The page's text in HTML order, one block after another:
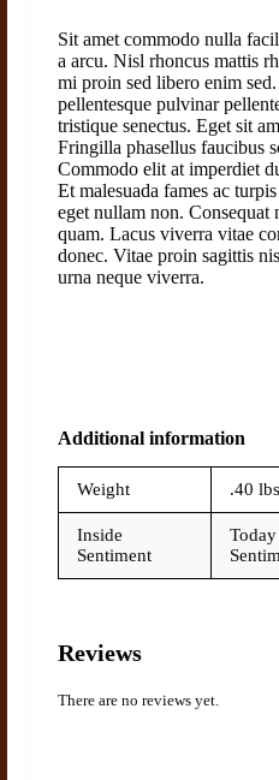
Sit amet commodo nulla
a arcu. Nisl rhoncus mattis
mi proin sed libero enim
pellentesque pulvinar
tristique senectus. Eget sit
Fringilla phasellus faucibus
Commodo elit at imperdiet
Et malesuada fames ac
eget nullam non. Consequat
quam. Lacus viverra vitae
donec. Vitae proin sagittis
urna neque viverra.
Additional information
Weight .40 lbs
Inside
Sentiment
Reviews
There are no reviews yet.